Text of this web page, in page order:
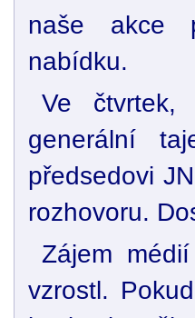
naše akce
nabídku.
Ve čtvrtek,
generální
předsedovi
rozhovoru.
Zájem
vzrostl.